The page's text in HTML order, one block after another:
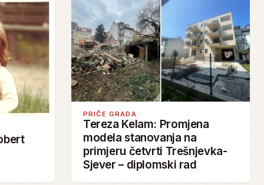
PRIČE GRADA
Tereza Kelam: Promjena
modela stanovanja na
primjeru četvrti Trešnjevka-
Sjever – diplomski rad